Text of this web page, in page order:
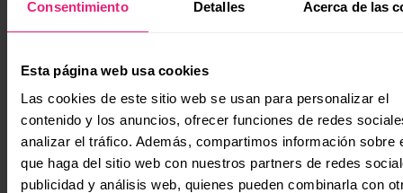
Consentimiento Detalles Acerca de las
Esta página web usa cookies
Las cookies de este sitio web se usan para personalizar el
contenido y los anuncios, ofrecer funciones de redes
analizar el tráfico. Además, compartimos información sobre
que haga del sitio web con nuestros partners de redes
publicidad y análisis web, quienes pueden combinarla con
Análisis de datos
estructurados y
Schema markup